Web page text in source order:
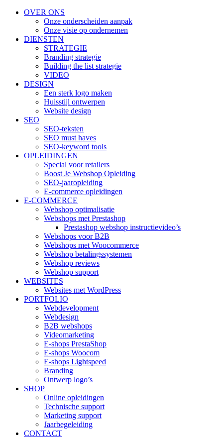
OVER ONS
Onze onderscheiden aanpak
Onze visie op ondernemen
DIENSTEN
STRATEGIE
Branding strategie
Building the list strategie
VIDEO
DESIGN
Een sterk logo maken
Huisstijl ontwerpen
Website design
SEO
SEO-teksten
SEO must haves
SEO-keyword tools
OPLEIDINGEN
Special voor retailers
Boost Je Webshop Opleiding
SEO-jaaropleiding
E-commerce opleidingen
E-COMMERCE
Webshop optimalisatie
Webshops met Prestashop
Prestashop webshop instructievideo’s
Webshops voor B2B
Webshops met Woocommerce
Webshop betalingssystemen
Webshop reviews
Webshop support
WEBSITES
Websites met WordPress
PORTFOLIO
Webdevelopment
Webdesign
B2B webshops
Videomarketing
E-shops PrestaShop
E-shops Woocom
E-shops Lightspeed
Branding
Ontwerp logo’s
SHOP
Online opleidingen
Technische support
Marketing support
Jaarbegeleiding
CONTACT